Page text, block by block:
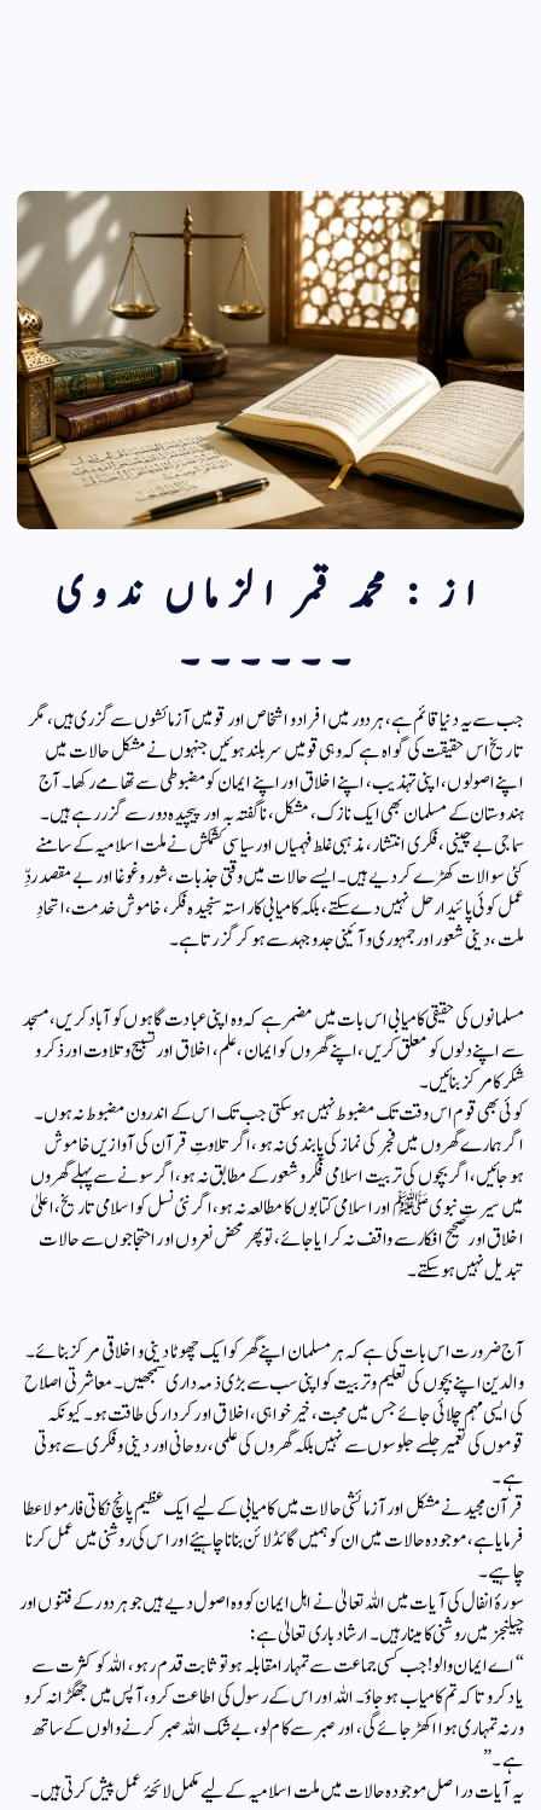
از : محمد قمر الزماں ندوی
۔۔۔۔۔۔
جب سے یہ دنیا قائم ہے، ہر دور میں افراد و اشخاص اور قومیں آزمائشوں سے گزری ہیں، مگر
تاریخ اس حقیقت کی گواہ ہے کہ وہی قومیں سربلند ہوئیں جنہوں نے مشکل حالات میں
اپنے اصولوں، اپنی تہذیب، اپنے اخلاق اور اپنے ایمان کو مضبوطی سے تھامے رکھا۔ آج
ہندوستان کے مسلمان بھی ایک نازک، مشکل ، ناگفتہ بہ اور پیچیدہ دور سے گزر رہے ہیں۔
سماجی بے چینی، فکری انتشار، مذہبی غلط فہمیاں اور سیاسی کشمکش نے ملت اسلامیہ کے سامنے
کئی سوالات کھڑے کر دیے ہیں۔ ایسے حالات میں وقتی جذبات، شور و غوغا اور بے مقصد ردِّ
عمل کوئی پائیدار حل نہیں دے سکتے، بلکہ کامیابی کا راستہ سنجیدہ فکر، خاموش خدمت، اتحادِ
ملت، دینی شعور اور جمہوری و آئینی جدوجہد سے ہو کر گزرتا ہے۔
مسلمانوں کی حقیقی کامیابی اس بات میں مضمر ہے کہ وہ اپنی عبادت گاہوں کو آباد کریں ، مسجد
سے اپنے دلوں کو معلق کریں ،اپنے گھروں کو ایمان، علم، اخلاق اور تسبیح و تلاوت اور ذکر و
شکر کا مرکز بنائیں۔
کوئی بھی قوم اس وقت تک مضبوط نہیں ہوسکتی جب تک اس کے اندرون مضبوط نہ ہوں۔
اگر ہمارے گھروں میں فجر کی نماز کی پابندی نہ ہو، اگر تلاوتِ قرآن کی آوازیں خاموش
ہوجائیں، اگر بچوں کی تربیت اسلامی فکر و شعور کے مطابق نہ ہو، اگر سونے سے پہلے گھروں
میں سیرتِ نبوی ﷺ اور اسلامی کتابوں کا مطالعہ نہ ہو، اگر نئی نسل کو اسلامی تاریخ، اعلیٰ
اخلاق اور صحیح افکار سے واقف نہ کرایا جائے، تو پھر محض نعروں اور احتجاجوں سے حالات
تبدیل نہیں ہوسکتے۔
آج ضرورت اس بات کی ہے کہ ہر مسلمان اپنے گھر کو ایک چھوٹا دینی و اخلاقی مرکز بنائے۔
والدین اپنے بچوں کی تعلیم و تربیت کو اپنی سب سے بڑی ذمہ داری سمجھیں۔ معاشرتی اصلاح
کی ایسی مہم چلائی جائے جس میں محبت، خیر خواہی، اخلاق اور کردار کی طاقت ہو۔ کیونکہ
قوموں کی تعمیر جلسے جلوسوں سے نہیں بلکہ گھروں کی علمی ، روحانی اور دینی و فکری سے ہوتی
ہے۔
قرآن مجید نے مشکل اور آزمائشی حالات میں کامیابی کے لیے ایک عظیم پانچ نکاتی فارمولا عطا
فرمایا ہے، موجودہ حالات میں ان کو ہمیں گائڈ لائن بنانا چاہیئے اور اس کی روشنی میں عمل کرنا
چاہیے۔
سورۂ انفال کی آیات میں اللہ تعالیٰ نے اہل ایمان کو وہ اصول دیے ہیں جو ہر دور کے فتنوں اور
چیلنجز میں روشنی کا مینار ہیں۔ ارشاد باری تعالیٰ ہے:
“اے ایمان والو! جب کسی جماعت سے تمہارا مقابلہ ہو تو ثابت قدم رہو، اللہ کو کثرت سے
یاد کرو تاکہ تم کامیاب ہوجاؤ۔ اللہ اور اس کے رسول کی اطاعت کرو، آپس میں جھگڑا نہ کرو
ورنہ تمہاری ہوا اکھڑ جائے گی، اور صبر سے کام لو، بے شک اللہ صبر کرنے والوں کے ساتھ
ہے۔”
یہ آیات در اصل موجودہ حالات میں ملت اسلامیہ کے لیے مکمل لائحۂ عمل پیش کرتی ہیں۔